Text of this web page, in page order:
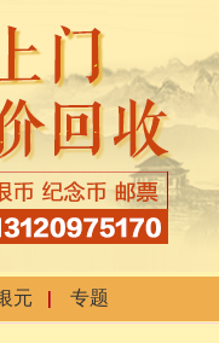
元 专题